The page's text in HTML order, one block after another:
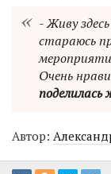
- Живу
стараюсь
Очень
Автор: